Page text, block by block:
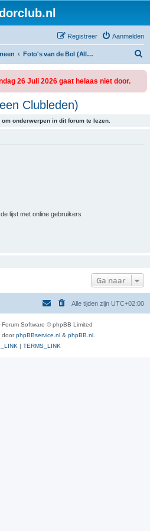
Aanmelden
Registreer
Foto's van de Bol (Alleen Clubleden)
26 Juli 2026 gaat helaas niet door.
Clubleden)
onderwerpen in dit forum te lezen.
lijst met online gebruikers
Ga naar
Alle tijden zijn UTC+02:00
Forum Software © phpBB Limited
doorphpBBservice.nl & phpBB.nl
| TERMS_LINK